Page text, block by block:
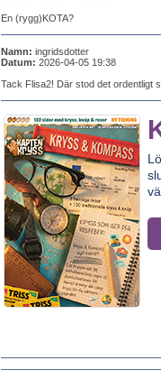
En (rygg)KOTA?
Namn: ingridsdotter
Datum: 2026-04-05 19:38
Tack Flisa2! Där stod det ordentligt